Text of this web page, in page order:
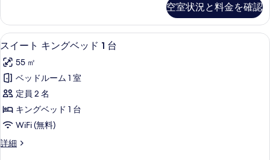
て
の
写
真
を
表
示
る
詳
細
ー
ム
(With
Rollaway
Bed)
の
す
べ
て
の
ス
ツ
イ
ル
ー
(With
Rollaway
Bed)
の
詳
空室状況と料金を確認
ス
イ
ー
ト
キ
ン
グ
ベ
スイート キングベッド 1 台 | リビン
6
スイート キングベッド 1 台
55 ㎡
ベッドルーム 1 室
定員 2 名
キングベッド 1 台
WiFi (無料)
詳細
ス